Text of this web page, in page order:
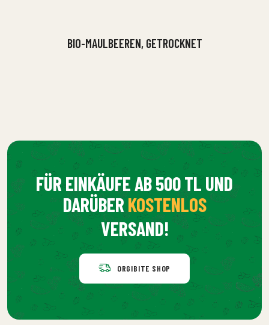
BIO-MAULBEEREN, GETROCKNET
FÜR EINKÄUFE AB 500 TL UND
DARÜBERKOSTENLOS
VERSAND!
ORGIBITE SHOP